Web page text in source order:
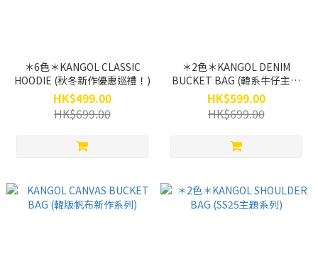
＊6色＊KANGOL CLASSIC
HOODIE (秋冬新作優惠巡禮！)
HK$499.00
HK$699.00
＊2色＊KANGOL DENIM
BUCKET BAG (韓系牛仔主題
系列)
HK$599.00
HK$699.00